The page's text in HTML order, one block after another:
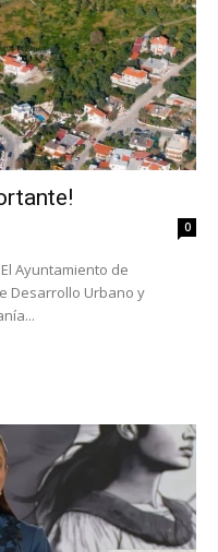
0
Desarrollo Urbano y